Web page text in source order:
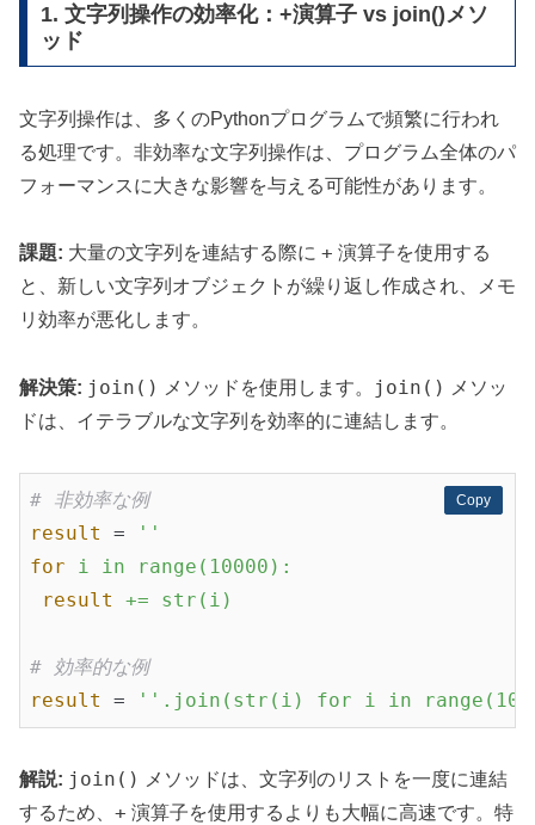
1. 文字列操作の効率化：+演算子 vs join()メソ
ッド
文字列操作は、多くのPythonプログラムで頻繁に行われ
る処理です。非効率な文字列操作は、プログラム全体のパ
フォーマンスに大きな影響を与える可能性があります。
課題: 大量の文字列を連結する際に + 演算子を使用する
と、新しい文字列オブジェクトが繰り返し作成され、メモ
リ効率が悪化します。
解決策: join() メソッドを使用します。 join()
メソッ
ドは、イテラブルな文字列を効率的に連結します。
Copy
Copy
# 非効率な例
result
=
''
for
i in range(10000):
result
+= str(i)
# 効率的な例
result
= ''.join(str(i) for i in
解説: join()
メソッドは、文字列のリストを一度に連結
するため、 + 演算子を使用するよりも大幅に高速です。特